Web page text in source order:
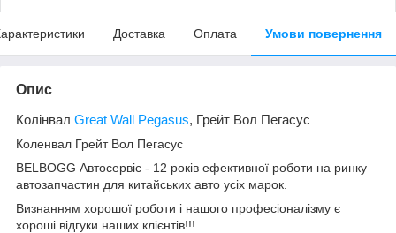
Доставка Оплата Умови повернення
Опис
Колінвал Great Wall Pegasus, Грейт Вол Пегасус
Коленвал Грейт Вол Пегасус
BELBOGG Автосервіс - 12 років ефективної роботи на ринку
автозапчастин для китайських авто усіх марок.
Визнанням хорошої роботи і нашого професіоналізму є
хороші відгуки наших клієнтів!!!